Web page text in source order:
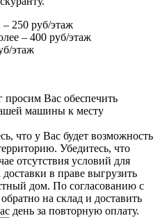
250 руб/этаж
– 400 руб/этаж
этаж
просим Вас обеспечить
машины к месту
что у Вас будет возможность
Убедитесь, что
отсутствия условий для
в праве выгрузить
дом. По согласованию с
на склад и доставить
день за повторную оплату.